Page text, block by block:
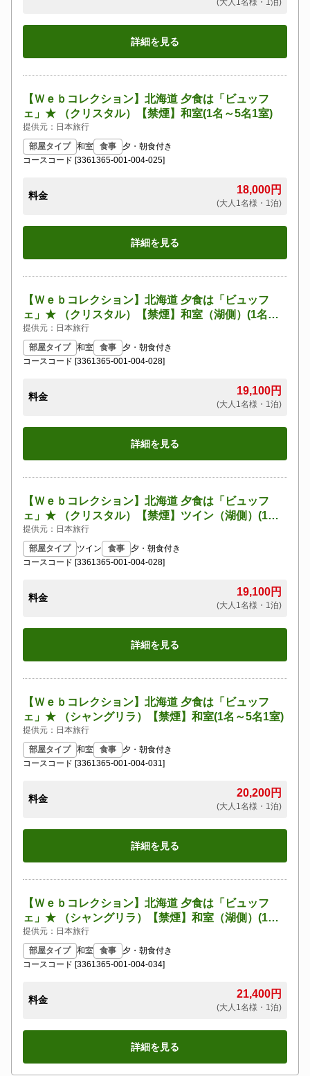
(大人1名様・1泊)
詳細を見る
【Ｗｅｂコレクション】北海道 夕食は「ビュッフ
ェ」★ （クリスタル）【禁煙】和室(1名～5名1室)
提供元：日本旅行
部屋タイプ
和室 食事
夕・朝食付き
コースコード [3361365-001-004-025]
料金 18,000円
(大人1名様・1泊)
詳細を見る
【Ｗｅｂコレクション】北海道 夕食は「ビュッフ
ェ」★ （クリスタル）【禁煙】和室（湖側）(1名～4
名1室)
提供元：日本旅行
部屋タイプ
和室 食事
夕・朝食付き
コースコード [3361365-001-004-028]
料金 19,100円
(大人1名様・1泊)
詳細を見る
【Ｗｅｂコレクション】北海道 夕食は「ビュッフ
ェ」★ （クリスタル）【禁煙】ツイン（湖側）(1名
～2名1室)
提供元：日本旅行
部屋タイプ
ツイン 食事
夕・朝食付き
コースコード [3361365-001-004-028]
料金 19,100円
(大人1名様・1泊)
詳細を見る
【Ｗｅｂコレクション】北海道 夕食は「ビュッフ
ェ」★ （シャングリラ）【禁煙】和室(1名～5名1室)
提供元：日本旅行
部屋タイプ
和室 食事
夕・朝食付き
コースコード [3361365-001-004-031]
料金 20,200円
(大人1名様・1泊)
詳細を見る
【Ｗｅｂコレクション】北海道 夕食は「ビュッフ
ェ」★ （シャングリラ）【禁煙】和室（湖側）(1名
～5名1室)
提供元：日本旅行
部屋タイプ
和室 食事
夕・朝食付き
コースコード [3361365-001-004-034]
料金 21,400円
(大人1名様・1泊)
詳細を見る